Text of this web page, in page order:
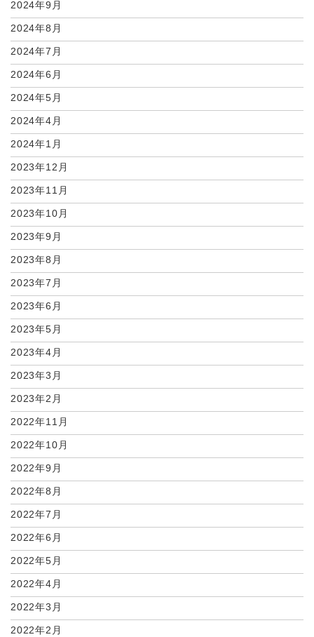
2024年9月
2024年8月
2024年7月
2024年6月
2024年5月
2024年4月
2024年1月
2023年12月
2023年11月
2023年10月
2023年9月
2023年8月
2023年7月
2023年6月
2023年5月
2023年4月
2023年3月
2023年2月
2022年11月
2022年10月
2022年9月
2022年8月
2022年7月
2022年6月
2022年5月
2022年4月
2022年3月
2022年2月